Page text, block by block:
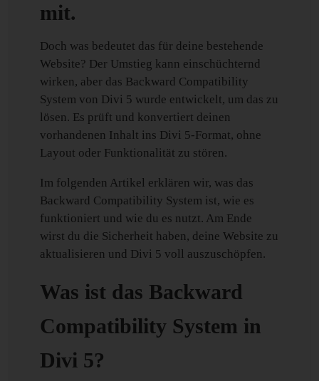
mit.
Doch was bedeutet das für deine bestehende
Website? Der Umstieg kann einschüchternd
wirken, aber das Backward Compatibility
System von Divi 5 wurde entwickelt, um das zu
lösen. Es prüft und konvertiert deinen
vorhandenen Inhalt ins Divi 5-Format, ohne
Layout oder Funktionalität zu stören.
Im folgenden Artikel erklären wir, was das
Backward Compatibility System ist, wie es
funktioniert und wie du es nutzt. Am Ende
wirst du die Sicherheit haben, deine Website zu
aktualisieren und Divi 5 voll auszuschöpfen.
Was ist das Backward
Compatibility System in
Divi 5?